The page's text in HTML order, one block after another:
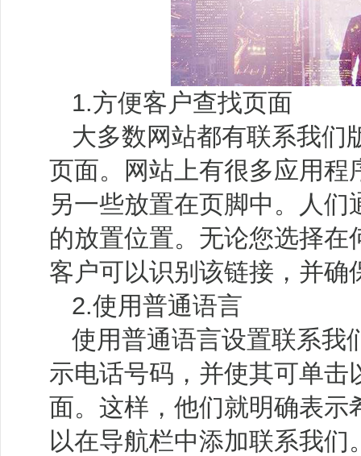
1.方便客户查找页面
大多数网站都有联系我们
页面。网站上有很多应用
另一些放置在页脚中。人
的放置位置。无论您选择
客户可以识别该链接，并确
2.使用普通语言
使用普通语言设置联系我
示电话号码，并使其可单击
面。这样，他们就明确表
以在导航栏中添加联系我们